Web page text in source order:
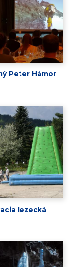
Peter Hámor
lezecká